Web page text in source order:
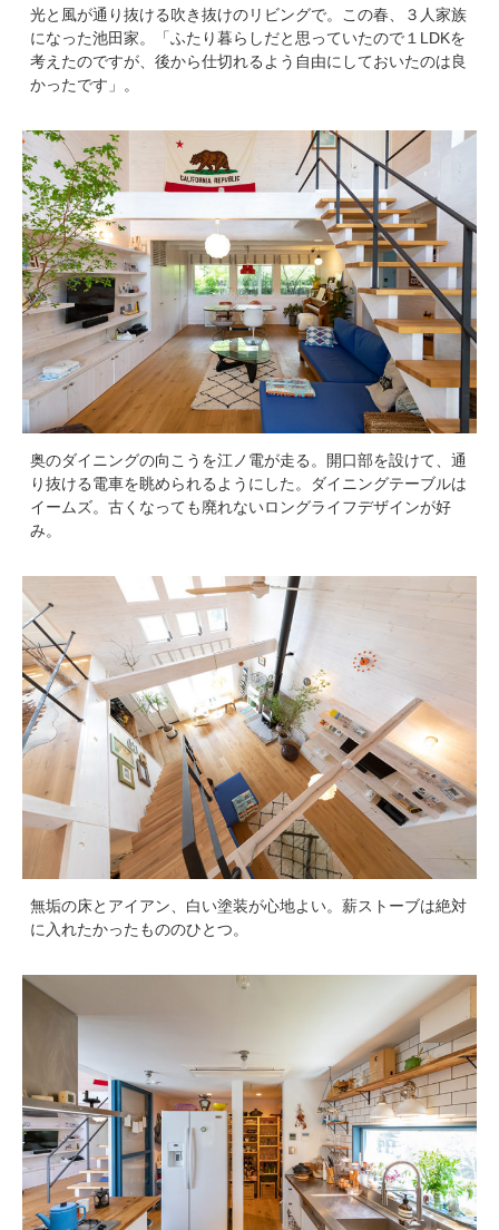
光と風が通り抜ける吹き抜けのリビングで。この春、３人家族
になった池田家。「ふたり暮らしだと思っていたので１LDKを
考えたのですが、後から仕切れるよう自由にしておいたのは良
かったです」。
奥のダイニングの向こうを江ノ電が走る。開口部を設けて、通
り抜ける電車を眺められるようにした。ダイニングテーブルは
イームズ。古くなっても廃れないロングライフデザインが好
み。
無垢の床とアイアン、白い塗装が心地よい。薪ストーブは絶対
に入れたかったもののひとつ。